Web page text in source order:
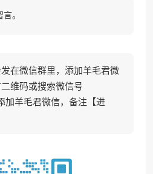
。
在微信群里，添加羊毛君微
维码或搜索微信号
加羊毛君微信，备注【进